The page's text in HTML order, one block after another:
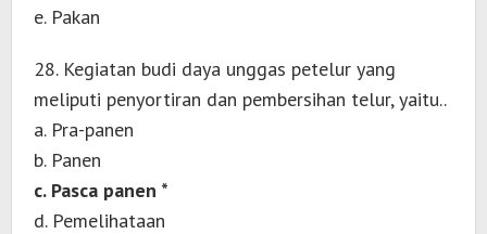
e. Pakan
28. Kegiatan budi daya unggas petelur yang
meliputi penyortiran dan pembersihan telur, yaitu..
a. Pra-panen
b. Panen
c. Pasca panen *
d. Pemelihataan